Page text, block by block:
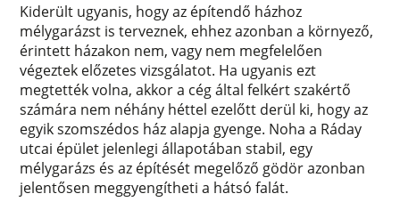
Kiderült ugyanis, hogy az építendő házhoz
mélygarázst is terveznek, ehhez azonban a környező,
érintett házakon nem, vagy nem megfelelően
végeztek előzetes vizsgálatot. Ha ugyanis ezt
megtették volna, akkor a cég által felkért szakértő
számára nem néhány héttel ezelőtt derül ki, hogy az
egyik szomszédos ház alapja gyenge. Noha a Ráday
utcai épület jelenlegi állapotában stabil, egy
mélygarázs és az építését megelőző gödör azonban
jelentősen meggyengítheti a hátsó falát.